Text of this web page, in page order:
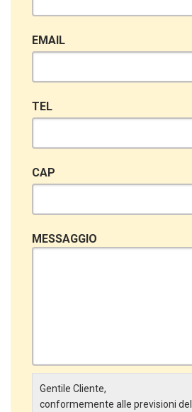
EMAIL
TEL
CAP
MESSAGGIO
Gentile Cliente,
conformemente alle previsioni